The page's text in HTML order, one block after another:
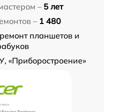
– 5 лет
– 1 480
ремонт планшетов и
«Приборостроение»